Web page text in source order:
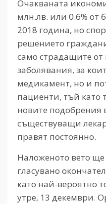
Очакваната
млн.лв. или 0.6% от
2018 година, но
решението
само страдащите от
заболявания, за
медикамент, но и
пациенти, тъй като
новите подобрения
съществуващи
правят постоянно.
Наложеното вето
гласувано
като най-вероятно
утре, 13 декември.